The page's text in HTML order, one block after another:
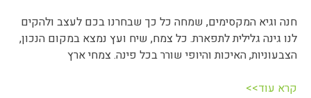
חנה וגיא המקסימים, שמחה כל כך שבחרנו בכם לעצב ולהקים
לנו גינה גלילית לתפארת. כל צמח, שיח ועץ נמצא במקום הנכון,
הצבעוניות, האיכות והיופי שורר בכל פינה. צמחי ארץ
קרא עוד>>